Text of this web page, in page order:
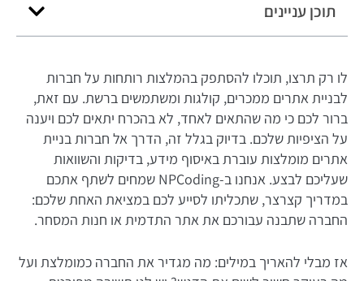
לו רק תרצו, תוכלו להסתפק בהמלצות רותחות על חברות
לבניית אתרים ממכרים, קולגות ומשתמשים ברשת. עם זאת,
ברור לכם כי מה שהתאים לאחד, לא בהכרח יתאים לכם ויענה
על הציפיות שלכם. בדיוק בגלל זה, הדרך אל חברות בניית
אתרים מומלצות עוברת באיסוף מידע, בדיקות והשוואות
שעליכם לבצע. אנחנו ב-NPCoding שמחים לשתף אתכם
במדריך קצרצר, שתכליתו לסייע לכם במציאת האחת שלכם:
החברה שתבנה עבורכם את אתר התדמית או חנות המסחר.
אז מבלי להאריך במילים: מה מגדיר את החברה כמומלצת ועל
תוכן עניינים